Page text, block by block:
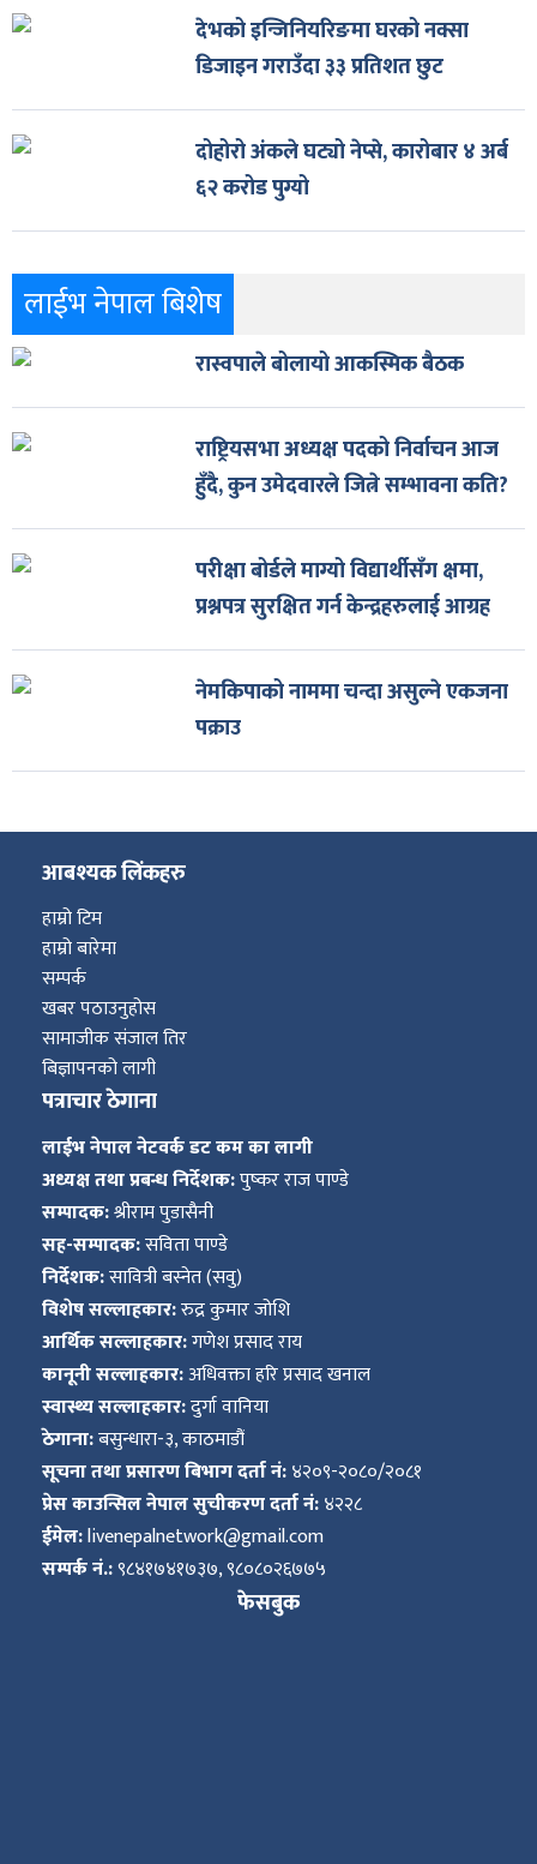
देभको इन्जिनियरिङमा घरको नक्सा
डिजाइन गराउँदा ३३ प्रतिशत छुट
दोहोरो अंकले घट्यो नेप्से, कारोबार ४ अर्ब
६२ करोड पुग्यो
लाईभ नेपाल बिशेष
रास्वपाले बोलायो आकस्मिक बैठक
राष्ट्रियसभा अध्यक्ष पदको निर्वाचन आज
हुँदै, कुन उमेदवारले जित्ने सम्भावना कति?
परीक्षा बोर्डले माग्यो विद्यार्थीसँग क्षमा,
प्रश्नपत्र सुरक्षित गर्न केन्द्रहरुलाई आग्रह
नेमकिपाको नाममा चन्दा असुल्ने एकजना
पक्राउ
आबश्यक लिंकहरु
हाम्रो टिम
हाम्रो बारेमा
सम्पर्क
खबर पठाउनुहोस
सामाजीक संजाल तिर
बिज्ञापनको लागी
पत्राचार ठेगाना
लाईभ नेपाल नेटवर्क डट कम का लागी
अध्यक्ष तथा प्रबन्ध निर्देशक:पुष्कर राज पाण्डे
सम्पादक:श्रीराम पुडासैनी
सह-सम्पादक:सविता पाण्डे
निर्देशक:सावित्री बस्नेत (सवु)
विशेष सल्लाहकार:रुद्र कुमार जोशि
आर्थिक सल्लाहकार:गणेश प्रसाद राय
कानूनी सल्लाहकार:अधिवक्ता हरि प्रसाद खनाल
स्वास्थ्य सल्लाहकार:दुर्गा वानिया
ठेगाना:बसुन्धारा-३, काठमाडौं
सूचना तथा प्रसारण बिभाग दर्ता नं:४२०९-२०८०/२०८१
प्रेस काउन्सिल नेपाल सुचीकरण दर्ता नं:४२२८
ईमेल:livenepalnetwork@gmail.com
सम्पर्क नं.:९८४१७४१७३७, ९८०८०२६७७५
फेसबुक